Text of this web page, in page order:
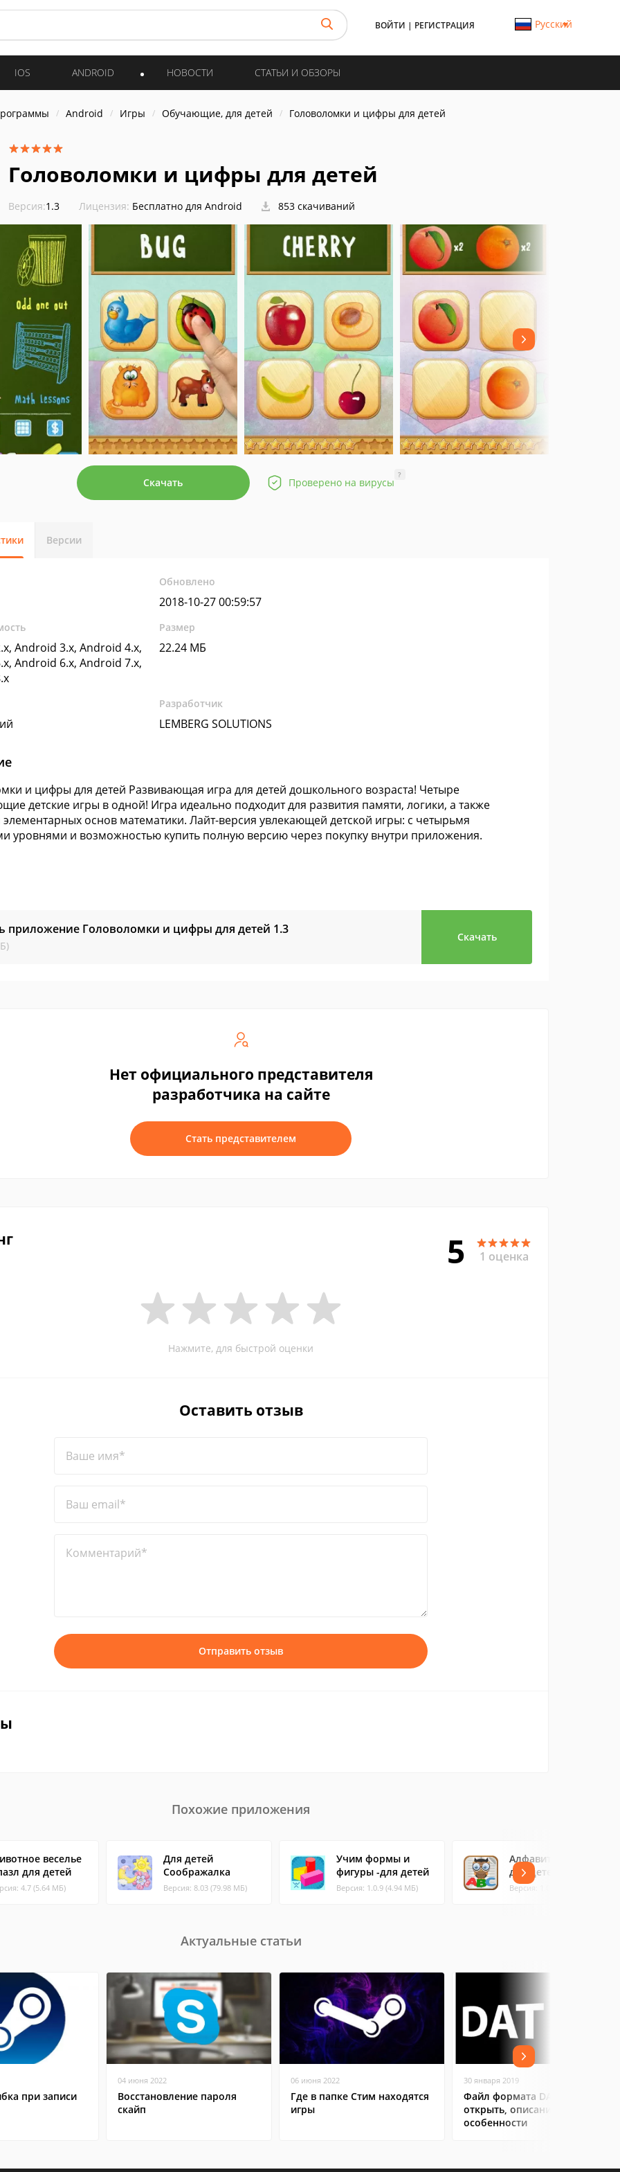
ВОЙТИ | РЕГИСТРАЦИЯ Русский
IOS ANDROID НОВОСТИ СТАТЬИ И ОБЗОРЫ
Android Игры Обучающие, для детей Головоломки и цифры для детей
Головоломки и цифры для детей
Версия:1.3 Лицензия: Бесплатно для Android 853 скачиваний
Скачать Проверено на вирусы
?
Версии
Обновлено
2018-10-27 00:59:57
Android 3.x, Android 4.x,
Android 6.x, Android 7.x,
Размер
22.24 МБ
Разработчик
LEMBERG SOLUTIONS
и цифры для детей Развивающая игра для детей дошкольного возраста! Четыре
детские игры в одной! Игра идеально подходит для развития памяти, логики, а также
элементарных основ математики. Лайт-версия увлекающей детской игры: с четырьмя
уровнями и возможностью купить полную версию через покупку внутри приложения.
приложение Головоломки и цифры для детей 1.3
Скачать
Нет официального представителя
разработчика на сайте
Стать представителем
5 1 оценка
Нажмите, для быстрой оценки
Оставить отзыв
Ваше имя*
Ваш email*
Комментарий*
Отправить отзыв
Похожие приложения
веселье
для детей
4.7 (5.64 МБ)
Для детей
Соображалка
Версия: 8.03 (79.98 МБ)
Учим формы и
фигуры -для детей
Версия: 1.0.9 (4.94 МБ)
Алфавит азбука
для детей
Версия: 1.0.1 (26.86 МБ)
Актуальные статьи
при записи
04 июня 2022
Восстановление пароля
скайп
06 июня 2022
Где в папке Стим находятся
игры
30 января 2019
Файл формата DAT: чем
открыть, описание,
особенности